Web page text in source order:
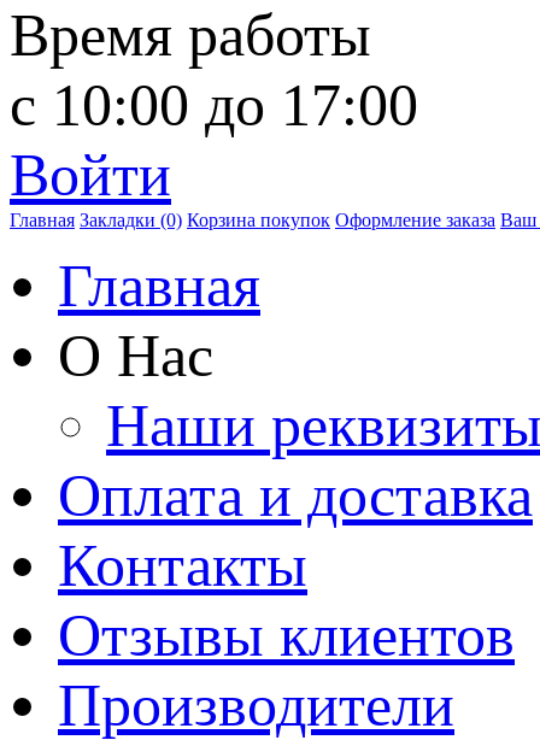
Время работы
с 10:00 до 17:00
Войти
Главная Закладки (0) Корзина покупок Оформление заказа Ваш
Главная
О Нас
Наши
Оплата и доставка
Контакты
Отзывы клиентов
Производители